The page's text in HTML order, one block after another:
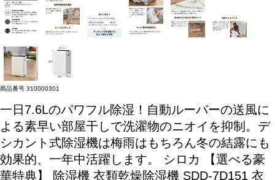
商品番号 310000301
一日7.6Lのパワフル除湿！自動ルーバーの送風に
よる素早い部屋干しで洗濯物のニオイを抑制。デ
シカント式除湿機は梅雨はもちろん冬の結露にも
効果的、一年中活躍します。
シロカ 【選べる豪
華特典】 除湿機 衣類乾燥除湿機 SDD-7D151 衣